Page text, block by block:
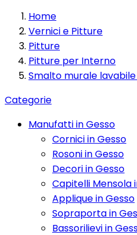
Home
Vernici e Pitture
Pitture
Pitture per Interno
Smalto murale
Categorie
Manufatti in Gesso
Cornici in Gesso
Rosoni in Gesso
Decori in Gesso
Capitelli Mensola
Applique in Gesso
Sopraporta in
Bassorilievi in